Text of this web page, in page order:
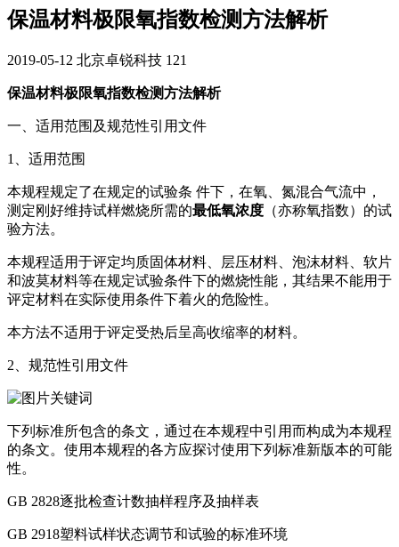
保温材料极限氧指数检测方法解析
2019-05-12 北京卓锐科技 121
保温材料极限氧指数检测方法解析
一、适用范围及规范性引用文件
1、适用范围
本规程规定了在规定的试验条 件下，在氧、氮混合气流中，
测定刚好维持试样燃烧所需的最低氧浓度 （亦称氧指数）的试
验方法。
本规程适用于评定均质固体材料、层压材料、泡沫材料、软片
和波莫材料等在规定试验条件下的燃烧性能，其结果不能用于
评定材料在实际使用条件下着火的危险性。
本方法不适用于评定受热后呈高收缩率的材料。
2、规范性引用文件
下列标准所包含的条文，通过在本规程中引用而构成为本规程
的条文。使用本规程的各方应探讨使用下列标准新版本的可能
性。
GB 2828逐批检查计数抽样程序及抽样表
GB 2918塑料试样状态调节和试验的标准环境